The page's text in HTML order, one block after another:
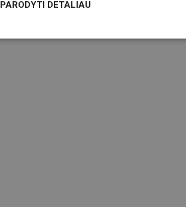
PARODYTI DETALIAU